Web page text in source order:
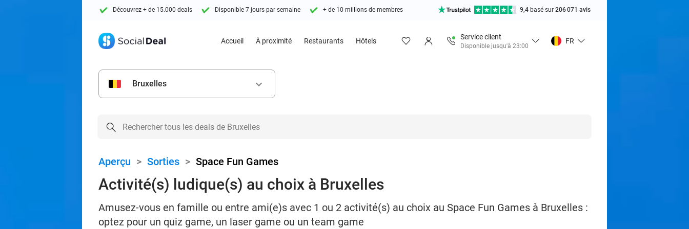
Découvrez + de 15.000 deals Disponible 7 jours par semaine + de 10 millions de membres 9,4 basé sur 206 071 avis
Accueil À proximité Restaurants Hôtels
Service client
Disponible jusqu'à 23:00
FR
Bruxelles keyboard_arrow_down
Aperçu > Sorties > Space Fun Games
Activité(s) ludique(s) au choix à Bruxelles
Amusez-vous en famille ou entre ami(e)s avec 1 ou 2 activité(s) au choix au Space Fun Games à Bruxelles :
optez pour un quiz game, un laser game ou un team game